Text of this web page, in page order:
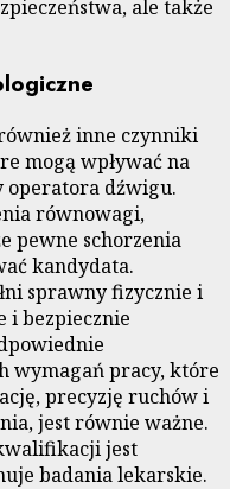
ale także
inne czynniki
mogą wpływać na
operatora dźwigu.
równowagi,
pewne schorzenia
kandydata.
sprawny fizycznie i
i bezpiecznie
wymagań pracy, które
precyzję ruchów i
jest równie ważne.
jest
badania lekarskie.